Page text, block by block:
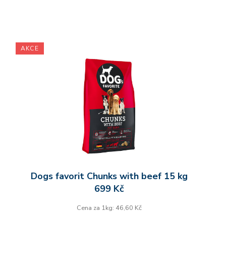
Dogs favorit Chunks with beef 15 kg
699 Kč
Cena za 1kg: 46,60 Kč
AKCE